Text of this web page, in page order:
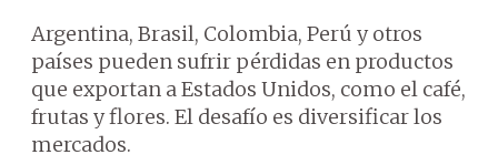
Argentina, Brasil, Colombia, Perú y otros
países pueden sufrir pérdidas en productos
que exportan a Estados Unidos, como el café,
frutas y flores. El desafío es diversificar los
mercados.